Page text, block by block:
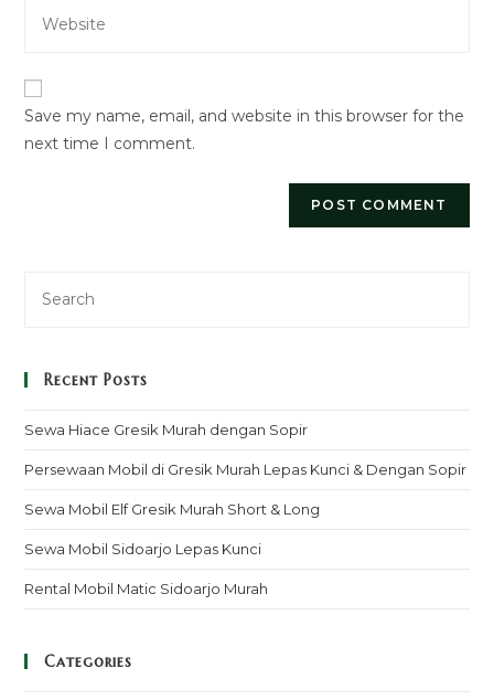
comment
address
your
URL
(optional)
Save my name, email, and website in this browser for the
next time I comment.
Recent Posts
Sewa Hiace Gresik Murah dengan Sopir
Persewaan Mobil di Gresik Murah Lepas Kunci & Dengan Sopir
Sewa Mobil Elf Gresik Murah Short & Long
Sewa Mobil Sidoarjo Lepas Kunci
Rental Mobil Matic Sidoarjo Murah
Categories